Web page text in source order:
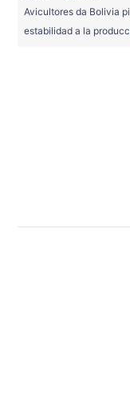
Avicultores da Bolivia
estabilidad a la